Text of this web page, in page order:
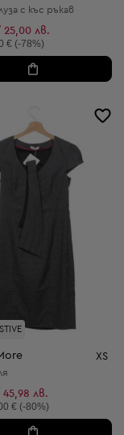
с къс ръкав
лв.
цена:
€ (-78%)
XS
лв.
цена:
€ (-80%)